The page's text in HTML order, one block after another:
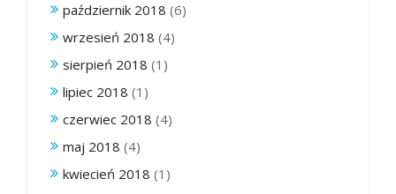
październik 2018 (6)
wrzesień 2018 (4)
sierpień 2018 (1)
lipiec 2018 (1)
czerwiec 2018 (4)
maj 2018 (4)
kwiecień 2018 (1)